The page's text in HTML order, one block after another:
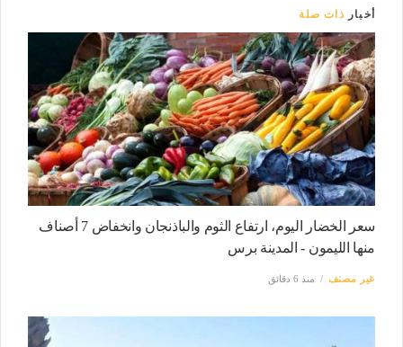
أخبار ذات صلة
سعر الخضار اليوم، ارتفاع الثوم والباذنجان وانخفاض 7 أصناف
منها الليمون - المدينة برس
غير مصنف منذ 6 دقائق